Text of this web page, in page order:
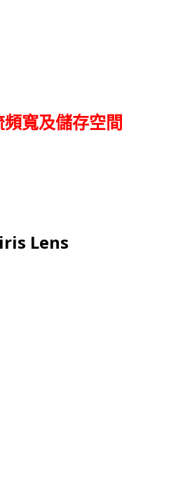
寬及儲存空間
Lens